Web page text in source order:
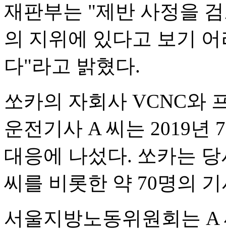
재판부는 "제반 사정을
의 지위에 있다고 보기
다"라고 밝혔다.
쏘카의 자회사 VCNC와
운전기사 A 씨는 2019년
대응에 나섰다. 쏘카는
씨를 비롯한 약 70명의
서울지방노동위원회는